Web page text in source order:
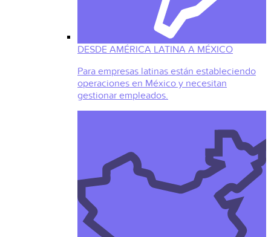
DESDE AMÉRICA LATINA A MÉXICO
Para empresas latinas están estableciendo
operaciones en México y necesitan
gestionar empleados.